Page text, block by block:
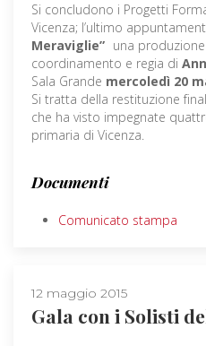
Si concludono i Progetti
Vicenza; l’ultimo
Meraviglie” una
coordinamento e regia di
Sala Grande mercoledì 20
Si tratta della restituzione
che ha visto impegnate
primaria di Vicenza.
Documenti
Comunicato stampa
12 maggio 2015
Gala con i Solisti